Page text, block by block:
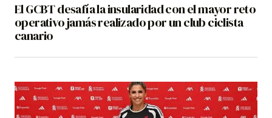
El GCBT desafía la insularidad con el mayor reto
operativo jamás realizado por un club ciclista
canario